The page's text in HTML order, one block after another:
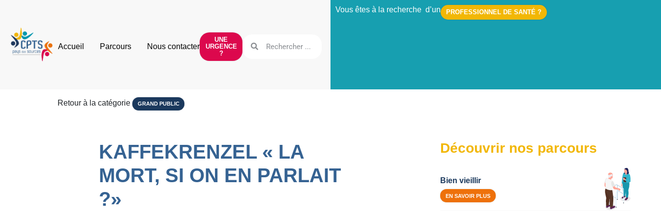
Accueil Parcours Nous contacter
UNE
URGENCE
?
Vous êtes à la recherche d’un PROFESSIONNEL DE SANTÉ ?
Retour à la catégorie GRAND PUBLIC
KAFFEKRENZEL « LA
MORT, SI ON EN PARLAIT
?»
Découvrir nos parcours
Bien vieillir
EN SAVOIR PLUS